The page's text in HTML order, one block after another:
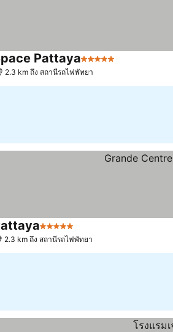
Pattaya5 ดาว
2.3 km ถึง สถานีรถไฟพัทยา
5 ดาว
2.3 km ถึง สถานีรถไฟพัทยา